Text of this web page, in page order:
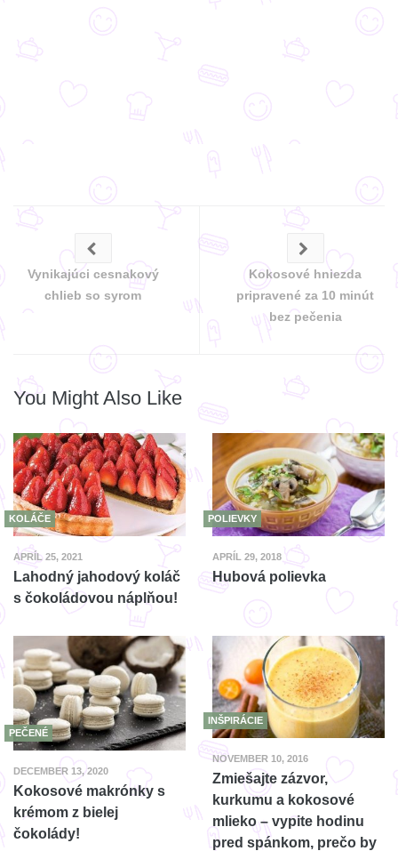
Vynikajúci cesnakový
chlieb so syrom
Kokosové hniezda
pripravené za 10 minút
bez pečenia
You Might Also Like
KOLÁČE
APRÍL 25, 2021
Lahodný jahodový koláč
s čokoládovou náplňou!
POLIEVKY
APRÍL 29, 2018
Hubová polievka
PEČENÉ
DECEMBER 13, 2020
Kokosové makrónky s
krémom z bielej
čokolády!
INŠPIRÁCIE
NOVEMBER 10, 2016
Zmiešajte zázvor,
kurkumu a kokosové
mlieko – vypite hodinu
pred spánkom, prečo by